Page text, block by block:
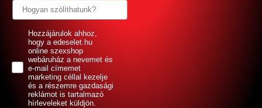
GDPRHozzájárulok ahhoz,
hogy a edeselet.hu
online szexshop
webáruház a nevemet és
e-mail címemet
marketing céllal kezelje
és a részemre gazdasági
reklámot is tartalmazó
hírleveleket küldjön.